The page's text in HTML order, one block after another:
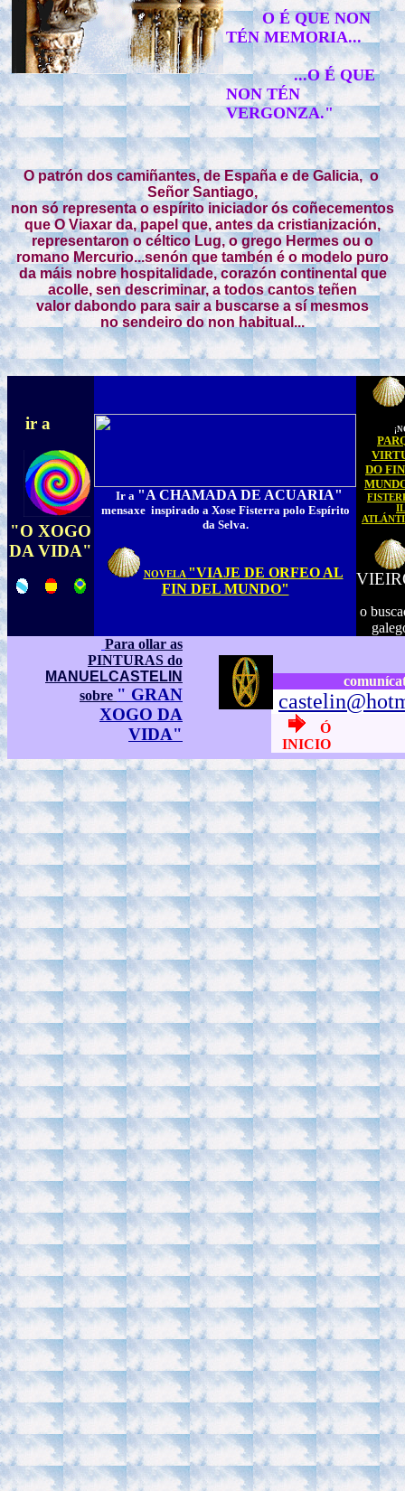
O É QUE NON
TÉN MEMORIA...
...O É QUE
NON TÉN
VERGONZA."
O patrón dos camiñantes, de España e de Galicia, o
Señor Santiago,
non só representa o espírito iniciador ós coñecementos
que O Viaxar da, papel que, antes da cristianización,
representaron o céltico Lug, o grego Hermes ou o
romano Mercurio...senón que tambén é o modelo puro
da máis nobre hospitalidade, corazón continental que
acolle, sen descriminar, a todos cantos teñen
valor dabondo para sair a buscarse a sí mesmos
no sendeiro do non habitual...
ir a
"O XOGO
DA VIDA"
Ir a "A CHAMADA DE ACUARIA"
mensaxe inspirado a Xose Fisterra polo Espírito
da Selva.
NOVELA "VIAJE DE ORFEO AL
FIN DEL MUNDO"
DO
o
Para ollar as
PINTURAS do
MANUELCASTELIN
sobre " GRAN
XOGO DA
VIDA"
Ó
INICIO